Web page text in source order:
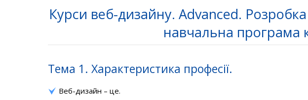
Курси веб-дизайну. Advanced.
навчальна програма
Тема 1. Характеристика професії.
Веб-дизайн – це.